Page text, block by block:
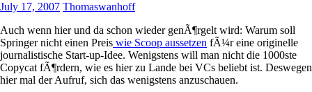
July 17, 2007 Thomaswanhoff
Auch wenn hier und da schon wieder genÃ¶rgelt wird: Warum soll
Springer nicht einen Preis wie Scoop aussetzen fÃ¼r eine originelle
journalistische Start-up-Idee. Wenigstens will man nicht die 1000ste
Copycat fÃ¶rdern, wie es hier zu Lande bei VCs beliebt ist. Deswegen
hier mal der Aufruf, sich das wenigstens anzuschauen.